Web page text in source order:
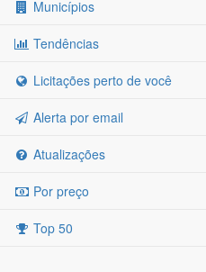
Municípios
Tendências
Licitações perto de você
Alerta por email
Atualizações
Por preço
Top 50